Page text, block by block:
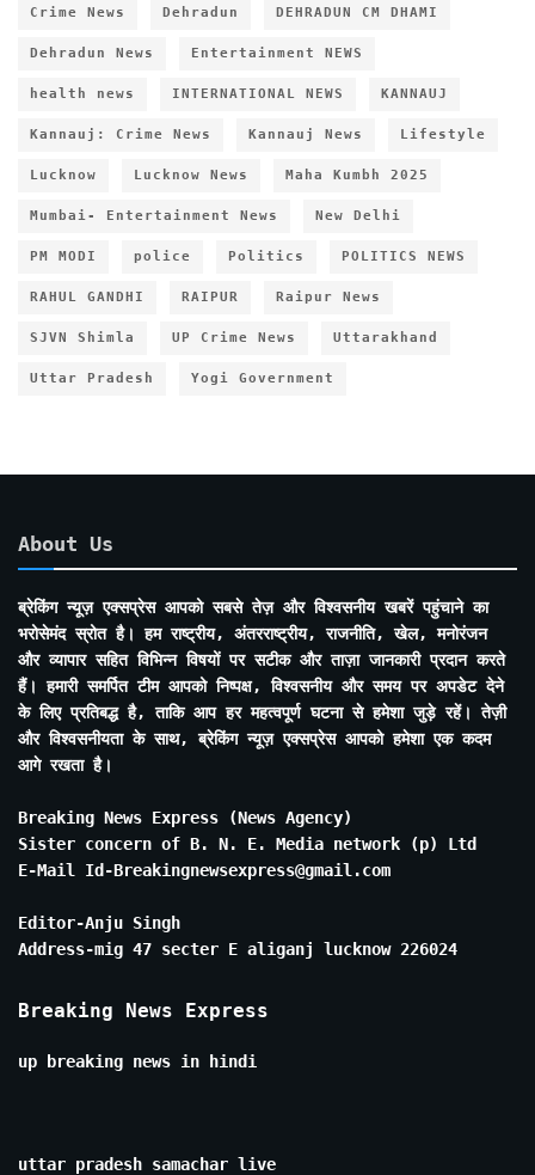
Crime News Dehradun DEHRADUN CM DHAMI
Dehradun News Entertainment NEWS
health news INTERNATIONAL NEWS KANNAUJ
Kannauj: Crime News Kannauj News Lifestyle
Lucknow Lucknow News Maha Kumbh 2025
Mumbai- Entertainment News New Delhi
PM MODI police Politics POLITICS NEWS
RAHUL GANDHI RAIPUR Raipur News
SJVN Shimla UP Crime News Uttarakhand
Uttar Pradesh Yogi Government
About Us
ब्रेकिंग न्यूज़ एक्सप्रेस आपको सबसे तेज़ और विश्वसनीय खबरें पहुंचाने का
भरोसेमंद स्रोत है। हम राष्ट्रीय, अंतरराष्ट्रीय, राजनीति, खेल, मनोरंजन
और व्यापार सहित विभिन्न विषयों पर सटीक और ताज़ा जानकारी प्रदान करते
हैं। हमारी समर्पित टीम आपको निष्पक्ष, विश्वसनीय और समय पर अपडेट देने
के लिए प्रतिबद्ध है, ताकि आप हर महत्वपूर्ण घटना से हमेशा जुड़े रहें। तेज़ी
और विश्वसनीयता के साथ, ब्रेकिंग न्यूज़ एक्सप्रेस आपको हमेशा एक कदम
आगे रखता है।
Breaking News Express (News Agency)
Sister concern of B. N. E. Media network (p) Ltd
E-Mail Id-Breakingnewsexpress@gmail.com
Editor-Anju Singh
Address-mig 47 secter E aliganj lucknow 226024
Breaking News Express
up breaking news in hindi
uttar pradesh samachar live